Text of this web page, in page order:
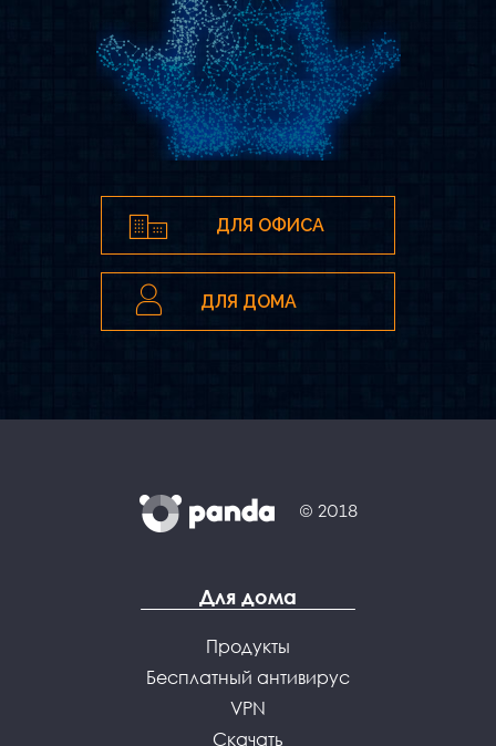
ДЛЯ ОФИСА
ДЛЯ ДОМА
© 2018
Для дома
Продукты
Бесплатный антивирус
VPN
Скачать